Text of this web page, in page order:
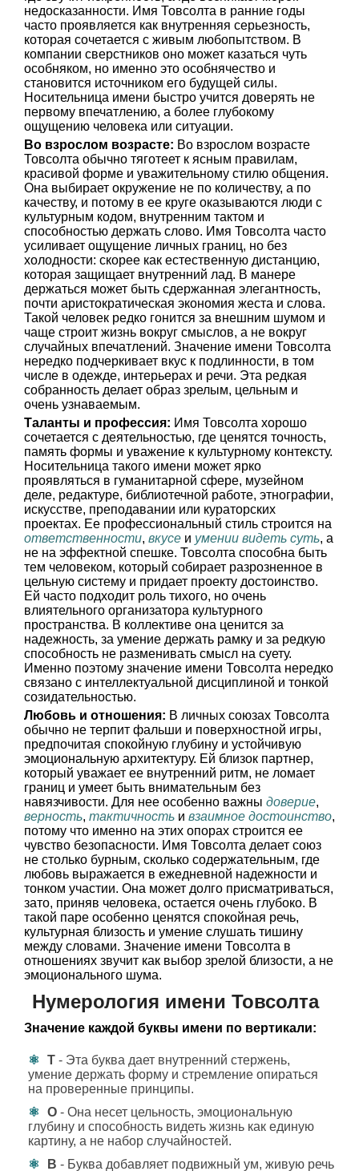
недосказанности. Имя Товсолта в ранние годы
часто проявляется как внутренняя серьезность,
которая сочетается с живым любопытством. В
компании сверстников оно может казаться чуть
особняком, но именно это особнячество и
становится источником его будущей силы.
Носительница имени быстро учится доверять не
первому впечатлению, а более глубокому
ощущению человека или ситуации.
Во взрослом возрасте: Во взрослом возрасте
Товсолта обычно тяготеет к ясным правилам,
красивой форме и уважительному стилю общения.
Она выбирает окружение не по количеству, а по
качеству, и потому в ее круге оказываются люди с
культурным кодом, внутренним тактом и
способностью держать слово. Имя Товсолта часто
усиливает ощущение личных границ, но без
холодности: скорее как естественную дистанцию,
которая защищает внутренний лад. В манере
держаться может быть сдержанная элегантность,
почти аристократическая экономия жеста и слова.
Такой человек редко гонится за внешним шумом и
чаще строит жизнь вокруг смыслов, а не вокруг
случайных впечатлений. Значение имени Товсолта
нередко подчеркивает вкус к подлинности, в том
числе в одежде, интерьерах и речи. Эта редкая
собранность делает образ зрелым, цельным и
очень узнаваемым.
Таланты и профессия: Имя Товсолта хорошо
сочетается с деятельностью, где ценятся точность,
память формы и уважение к культурному контексту.
Носительница такого имени может ярко
проявляться в гуманитарной сфере, музейном
деле, редактуре, библиотечной работе, этнографии,
искусстве, преподавании или кураторских
проектах. Ее профессиональный стиль строится на
ответственности, вкусе и умении видеть суть, а
не на эффектной спешке. Товсолта способна быть
тем человеком, который собирает разрозненное в
цельную систему и придает проекту достоинство.
Ей часто подходит роль тихого, но очень
влиятельного организатора культурного
пространства. В коллективе она ценится за
надежность, за умение держать рамку и за редкую
способность не разменивать смысл на суету.
Именно поэтому значение имени Товсолта нередко
связано с интеллектуальной дисциплиной и тонкой
созидательностью.
Любовь и отношения: В личных союзах Товсолта
обычно не терпит фальши и поверхностной игры,
предпочитая спокойную глубину и устойчивую
эмоциональную архитектуру. Ей близок партнер,
который уважает ее внутренний ритм, не ломает
границ и умеет быть внимательным без
навязчивости. Для нее особенно важны доверие,
верность, тактичность и взаимное достоинство,
потому что именно на этих опорах строится ее
чувство безопасности. Имя Товсолта делает союз
не столько бурным, сколько содержательным, где
любовь выражается в ежедневной надежности и
тонком участии. Она может долго присматриваться,
зато, приняв человека, остается очень глубоко. В
такой паре особенно ценятся спокойная речь,
культурная близость и умение слушать тишину
между словами. Значение имени Товсолта в
отношениях звучит как выбор зрелой близости, а не
эмоционального шума.
Нумерология имени Товсолта
Значение каждой буквы имени по вертикали:
Т - Эта буква дает внутренний стержень,
умение держать форму и стремление опираться
на проверенные принципы.
О - Она несет цельность, эмоциональную
глубину и способность видеть жизнь как единую
картину, а не набор случайностей.
В - Буква добавляет подвижный ум, живую речь